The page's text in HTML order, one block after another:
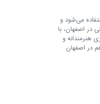
می‌شود و
در اصفهان، با
هنرمندانه و
در اصفهان